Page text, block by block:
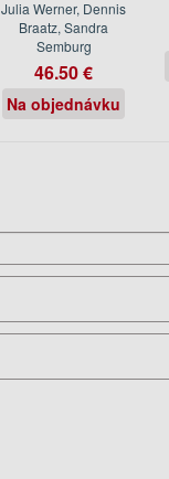
Julia Werner, Dennis
Braatz, Sandra
Semburg
46.50 €
Na objednávku